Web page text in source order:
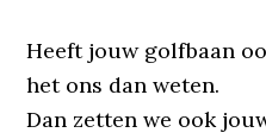
Heeft jouw golfbaan
het ons dan weten.
Dan zetten we ook